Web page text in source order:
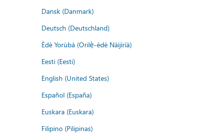
Dansk (Danmark)
Deutsch (Deutschland)
Èdè Yorùbá (Orilẹ̀-èdè Nàìjíríà)
Eesti (Eesti)
English (United States)
Español (España)
Euskara (Euskara)
Filipino (Pilipinas)